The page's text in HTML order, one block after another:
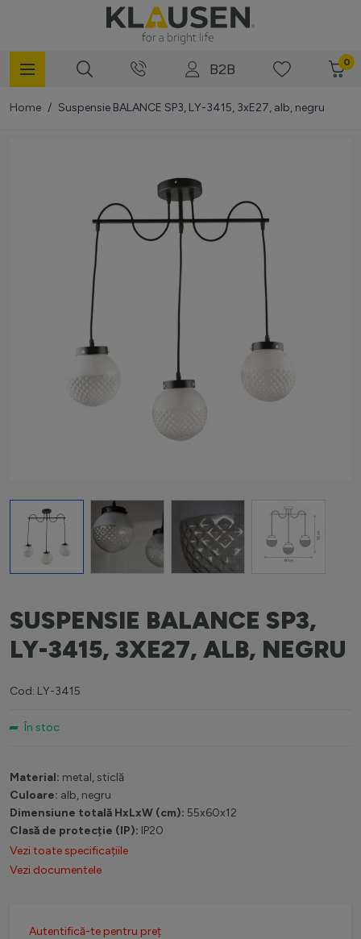
B2B 0
Home / Suspensie BALANCE SP3, LY-3415, 3xE27, alb, negru
View larger image View larger imageView larger
SUSPENSIE BALANCE SP3,
LY-3415, 3XE27, ALB, NEGRU
Cod: LY-3415
În stoc
Material: metal, sticlă
Culoare: alb, negru
Dimensiune totală HxLxW (cm): 55x60x12
Clasă de protecție (IP): IP20
Vezi toate specificațiile
Vezi documentele
Autentifică-te pentru preț